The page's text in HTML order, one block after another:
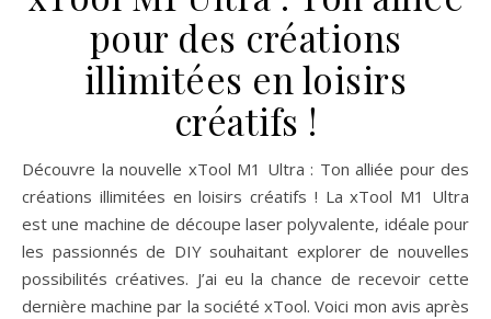
pour des créations
illimitées en loisirs
créatifs !
Découvre la nouvelle xTool M1 Ultra : Ton alliée pour des
créations illimitées en loisirs créatifs ! La xTool M1 Ultra
est une machine de découpe laser polyvalente, idéale pour
les passionnés de DIY souhaitant explorer de nouvelles
possibilités créatives. J’ai eu la chance de recevoir cette
dernière machine par la société xTool. Voici mon avis après